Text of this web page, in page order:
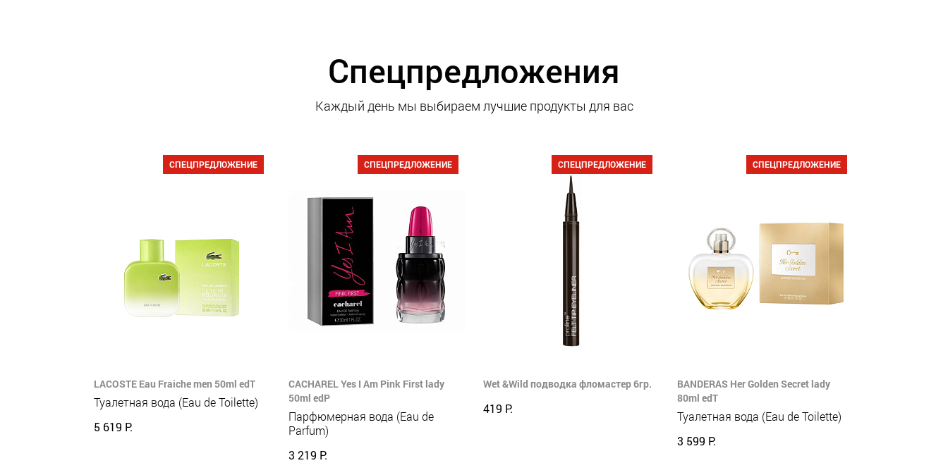
Спецпредложения
Каждый день мы выбираем лучшие продукты для вас
СПЕЦПРЕДЛОЖЕНИЕ
LACOSTE Eau Fraiche men 50ml edT
Туалетная вода (Eau de Toilette)
5 619 Р.
СПЕЦПРЕДЛОЖЕНИЕ
CACHAREL Yes I Am Pink First lady
50ml edP
Парфюмерная вода (Eau de
Parfum)
3 219 Р.
СПЕЦПРЕДЛОЖЕНИЕ
Wet &Wild подводка фломастер 6гр.
419 Р.
СПЕЦПРЕДЛОЖЕНИЕ
BANDERAS Her Golden Secret lady
80ml edT
Туалетная вода (Eau de Toilette)
3 599 Р.